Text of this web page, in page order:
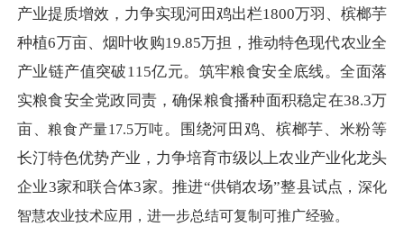
产业提质增效，力争实现河田鸡出栏1800万羽、槟榔芋
种植6万亩、烟叶收购19.85万担，推动特色现代农业全
产业链产值突破115亿元。 筑牢粮食安全底线。全面落
实粮食安全党政同责，确保粮食播种面积稳定在38.3万
亩 、粮食产量17.5万吨。围绕河田鸡、槟榔芋、米粉等
长汀特色优势产业，力争培育市级以上农业产业化龙头
企业3家和联合体3家。推进“供销农场”整县试点 ，深化
智慧农业技术应用，进一步总结可复制可推广经验。